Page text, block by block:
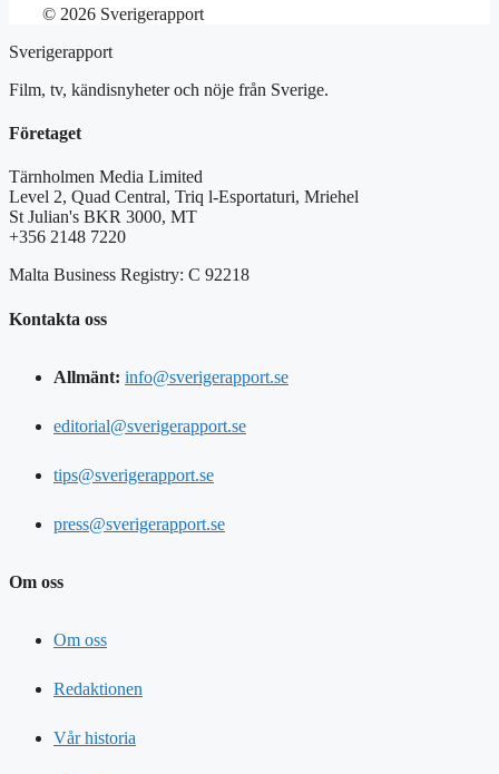
© 2026 Sverigerapport
Sverigerapport
Film, tv, kändisnyheter och nöje från Sverige.
Företaget
Tärnholmen Media Limited
Level 2, Quad Central, Triq l-Esportaturi, Mriehel
St Julian's BKR 3000, MT
+356 2148 7220
Malta Business Registry: C 92218
Kontakta oss
Allmänt: info@sverigerapport.se
editorial@sverigerapport.se
tips@sverigerapport.se
press@sverigerapport.se
Om oss
Om oss
Redaktionen
Vår historia